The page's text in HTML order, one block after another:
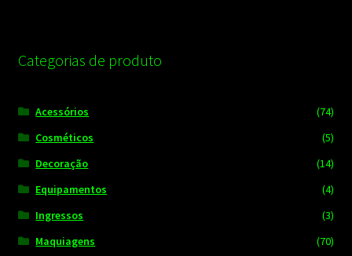
Categorias de produto
Acessórios
(74)
Cosméticos
(5)
Decoração
(14)
Equipamentos
(4)
Ingressos
(3)
Maquiagens
(70)